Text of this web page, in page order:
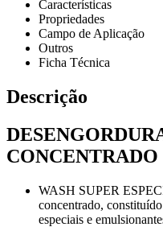
Características
Propriedades
Campo de Aplicação
Outros
Ficha Técnica
Descrição
CONCENTRADO
WASH SUPER
concentrado,
especiais e